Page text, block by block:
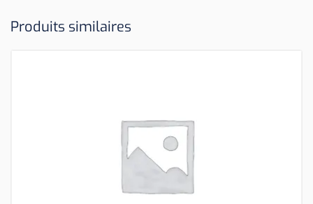
Produits similaires